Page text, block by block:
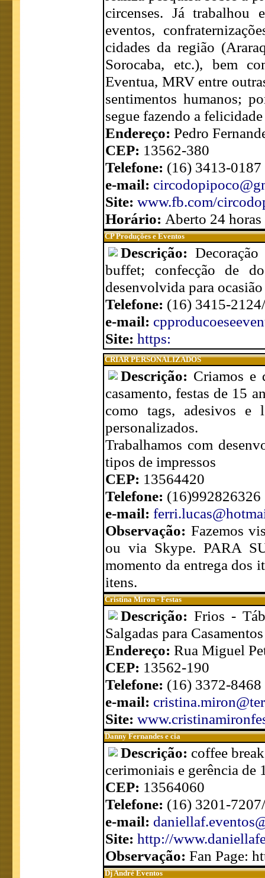
circenses. Já trabalhou
eventos,
cidades da região
Sorocaba, etc.), bem
Eventua, MRV entre
sentimentos humanos;
segue fazendo a
Endereço: Pedro
CEP: 13562-380
Telefone: (16) 3413-
e-mail:
Site: www.fb.com/
Horário: Aberto 24 horas
CP Produções e Eventos
Descrição:
buffet; confecção de
desenvolvida para ocasião
Telefone: (16) 3415-
e-mail:
Site: https:
CRIAR PERSONALIZADOS
Descrição: Criamos e
casamento, festas de 15
como tags, adesivos e
personalizados.
Trabalhamos com
tipos de impressos
CEP: 13564420
Telefone: (16)992826326
e-mail:
Observação: Fazemos
ou via Skype. PARA
momento da entrega dos
itens.
Cristina Miron - Festas
Descrição:Frios -
Salgadas para
Endereço: Rua Miguel
CEP: 13562-190
Telefone: (16) 3372-
e-mail:
Site:
Danny Fernandes e cia
Descrição: coffee
cerimoniais e gerência de
CEP: 13564060
Telefone: (16) 3201-
e-mail:
Site: http://
Observação: Fan Page:
Dj André Eventos